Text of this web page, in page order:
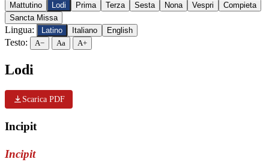
Mattutino Lodi Prima Terza Sesta Nona Vespri
Compieta
Sancta Missa
Lingua: Latino Italiano English
Testo: A− Aa A+
Lodi
Scarica PDF
Incipit
Incipit